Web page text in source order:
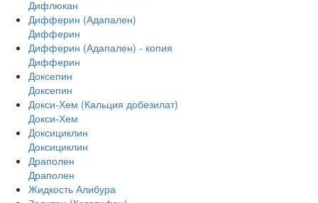
Дифлюкан
Дифферин (Адапален)
Дифферин
Дифферин (Адапален) - копия
Дифферин
Доксепин
Доксепин
Докси-Хем (Кальция добезилат)
Докси-Хем
Доксициклин
Доксициклин
Драполен
Драполен
Жидкость Алибура